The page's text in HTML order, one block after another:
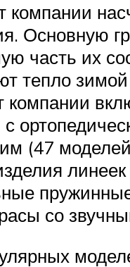
компании
Основную
часть их
тепло
компании
с
(47
со